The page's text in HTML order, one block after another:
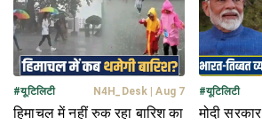
#यूटिलिटी N4H_Desk Aug 7
हिमाचल में नहीं रुक रहा बारिश का
#यूटिलिटी
मोदी